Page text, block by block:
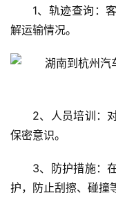
1、轨迹查询：
解运输情况。
2、人员培训：
保密意识。
3、防护措施：
护，防止刮擦、碰撞